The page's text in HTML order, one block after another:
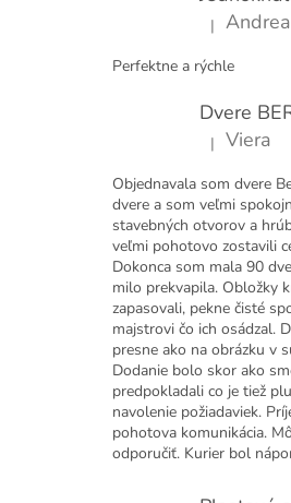
Hodnotenie
|
Perfektne a rýchle
Hodnotenie
| Viera
Objednavala som dvere
dvere a som veľmi
stavebných otvorov a
veľmi pohotovo zostavili
Dokonca som mala 90
milo prekvapila. Obložky
zapasovali, pekne čisté
majstrovi čo ich osádzal.
presne ako na obrázku v
Dodanie bolo skor ako
predpokladali co je tiež
navolenie požiadaviek.
pohotova komunikácia.
odporučiť. Kurier bol